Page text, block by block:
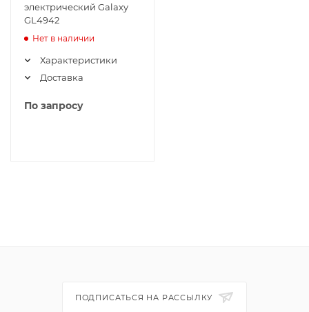
электрический Galaxy
GL4942
Нет в наличии
Характеристики
Доставка
По запросу
ПОДПИСАТЬСЯ НА РАССЫЛКУ